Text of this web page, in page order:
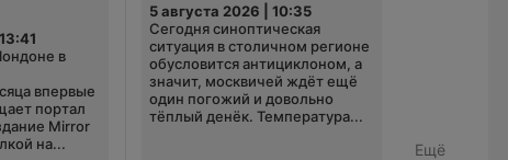
в
впервые
портал
Mirror
на...
5 августа 2026 | 10:35
Сегодня синоптическая
ситуация в столичном регионе
обусловится антициклоном, а
значит, москвичей ждёт ещё
один погожий и довольно
тёплый денёк. Температура...
Ещё